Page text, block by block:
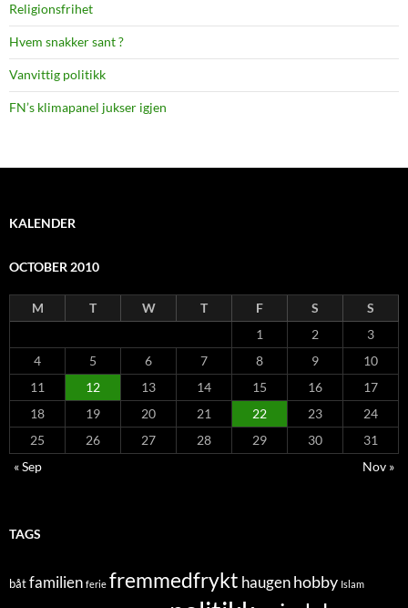
Religionsfrihet
Hvem snakker sant ?
Vanvittig politikk
FN’s klimapanel jukser igjen
KALENDER
OCTOBER 2010
M T W T F S
S
1
2
3
4
5 6 7 8 9
10
11
12 13 14 15 16
17
18
19 20 21 22 23
24
25
26 27 28 29 30
31
« Sep
Nov »
TAGS
båtfamilien ferie fremmedfrykt haugen hobby Islam